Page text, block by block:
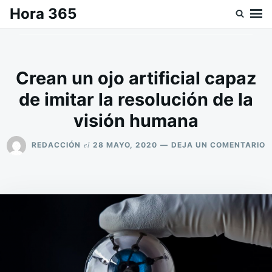
SaltarBuscar:
Hora 365
Crean un ojo artificial capaz
de imitar la resolución de la
visión humana
REDACCIÓN el 28 MAYO, 2020 DEJA UN COMENTARIO